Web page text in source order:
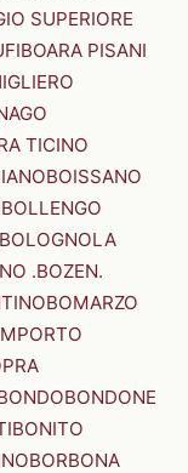
SUPERIORE
BOARA PISANI
TICINO
BOISSANO
BOLLENGO
BOLOGNOLA
.BOZEN.
BOMARZO
BONDONE
BONITO
BORBONA